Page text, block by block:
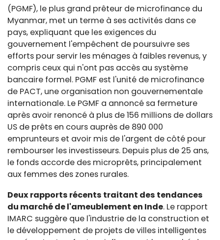
(PGMF), le plus grand prêteur de microfinance du
Myanmar, met un terme à ses activités dans ce
pays, expliquant que les exigences du
gouvernement l'empêchent de poursuivre ses
efforts pour servir les ménages à faibles revenus, y
compris ceux qui n'ont pas accès au système
bancaire formel. PGMF est l'unité de microfinance
de PACT, une organisation non gouvernementale
internationale. Le PGMF a annoncé sa fermeture
après avoir renoncé à plus de 156 millions de dollars
US de prêts en cours auprès de 890 000
emprunteurs et avoir mis de l'argent de côté pour
rembourser les investisseurs. Depuis plus de 25 ans,
le fonds accorde des microprêts, principalement
aux femmes des zones rurales.
Deux rapports récents traitant des tendances
du marché de l'ameublement en Inde. Le rapport
IMARC suggère que l'industrie de la construction et
le développement de projets de villes intelligentes